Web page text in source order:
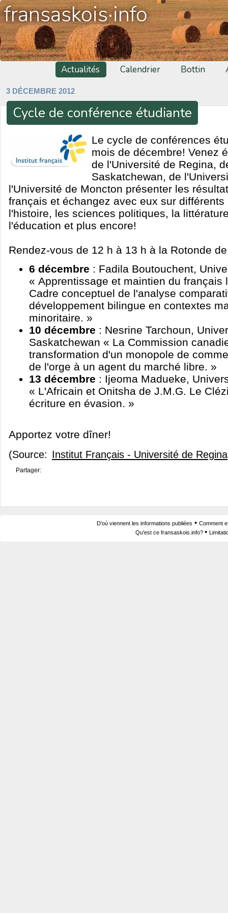
fransaskois·info
Actualités Calendrier Bottin
3 DÉCEMBRE 2012
Cycle de conférence étudiante
Le cycle de conférences
mois de décembre! Venez
de l'Université de Regina,
Saskatchewan, de
l'Université de Moncton présenter les
français et échangez avec eux sur
l'histoire, les sciences politiques, la
l'éducation et plus encore!
Rendez-vous de 12 h à 13 h à la Rotonde
6 décembre : Fadila Boutouchent,
« Apprentissage et maintien du français
Cadre conceptuel de l'analyse
développement bilingue en contextes
minoritaire. »
10 décembre : Nesrine Tarchoun,
Saskatchewan « La Commission
transformation d'un monopole de
de l'orge à un agent du marché libre. »
13 décembre : Ijeoma Madueke,
« L'Africain et Onitsha de J.M.G. Le
écriture en évasion. »
Apportez votre dîner!
(Source: Institut Français - Université de Regina
Partager:
D'où viennent les informations publiées • Comment
Qu'est ce fransaskois.info? •